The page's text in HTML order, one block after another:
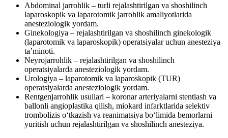
Abdominal jarrohlik – turli rejalashtirilgan va shoshilinch
laparoskopik va laparotomik jarrohlik amaliyotlarida
anesteziologik yordam.
Ginekologiya – rejalashtirilgan va shoshilinch ginekologik
(laparotomik va laparoskopik) operatsiyalar uchun anesteziya
ta’minoti.
Neyrojarrohlik – rejalashtirilgan va shoshilinch
operatsiyalarda anesteziologik yordam.
Urologiya – laparotomik va laparoskopik (TUR)
operatsiyalarda anesteziologik yordam.
Rentgenjarrohlik usullari – koronar arteriyalarni stentlash va
ballonli angioplastika qilish, miokard infarktlarida selektiv
trombolizis o‘tkazish va reanimatsiya bo‘limida bemorlarni
yuritish uchun rejalashtirilgan va shoshilinch anesteziya.